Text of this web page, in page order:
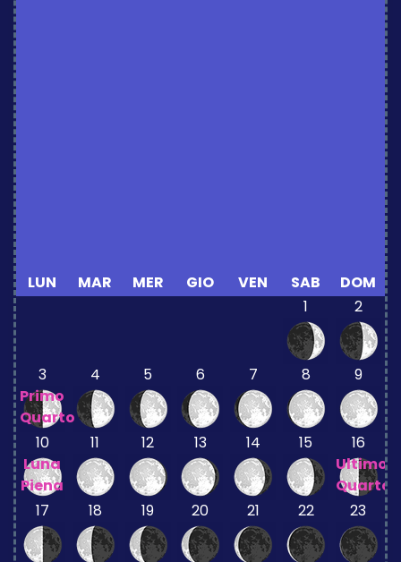
LUN MAR MER GIO VEN SAB
DOM
1
2
3
Primo
Quarto
4 5 6 7 8 9
10
Luna
Piena
11 12 13 14 15
16
Ultimo
Quarto
17
18 19 20 21 22 23